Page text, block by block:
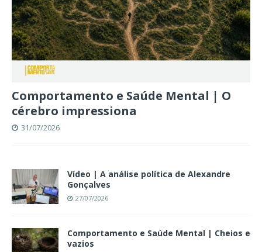
Comportamento e Saúde Mental | O
cérebro impressiona
31/07/2026
Vídeo | A análise política de Alexandre
Gonçalves
27/07/2026
Comportamento e Saúde Mental | Cheios e
vazios